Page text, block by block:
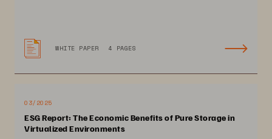
WHITE PAPER 4 PAGES
03/2025
ESG Report: The Economic Benefits of Pure Storage in
Virtualized Environments